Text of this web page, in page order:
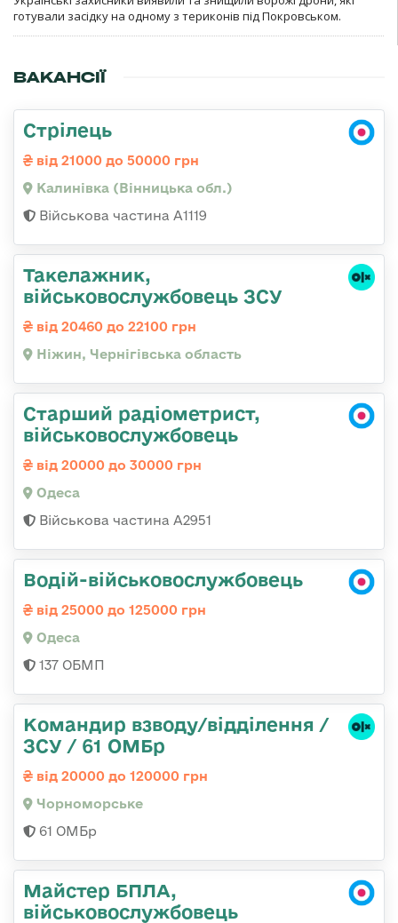
готували засідку на одному з териконів під Покровськом.
ВАКАНСІЇ
Стрілець
від 21000 до 50000 грн
Калинівка (Вінницька обл.)
Військова частина А1119
Такелажник,
військовослужбовець ЗСУ
від 20460 до 22100 грн
Ніжин, Чернігівська область
Старший радіометрист,
військовослужбовець
від 20000 до 30000 грн
Одеса
Військова частина А2951
Водій-військовослужбовець
від 25000 до 125000 грн
Одеса
137 ОБМП
Командир взводу/відділення /
ЗСУ / 61 ОМБр
від 20000 до 120000 грн
Чорноморське
61 ОМБр
Майстер БПЛА,
військовослужбовець